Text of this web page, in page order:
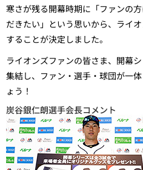
寒さが残る開幕時期に「ファンの
だきたい」という思いから、ライ
することが決定しました。
ライオンズファンの皆さま、開幕
集結し、ファン・選手・球団が一
ょう！
炭谷銀仁朗選手会長コメント